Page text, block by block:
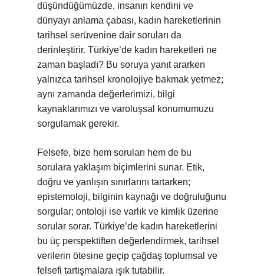
düşündüğümüzde, insanın kendini ve
dünyayı anlama çabası, kadın hareketlerinin
tarihsel serüvenine dair soruları da
derinleştirir. Türkiye’de kadın hareketleri ne
zaman başladı? Bu soruya yanıt ararken
yalnızca tarihsel kronolojiye bakmak yetmez;
aynı zamanda değerlerimizi, bilgi
kaynaklarımızı ve varoluşsal konumumuzu
sorgulamak gerekir.
Felsefe, bize hem soruları hem de bu
sorulara yaklaşım biçimlerini sunar. Etik,
doğru ve yanlışın sınırlarını tartarken;
epistemoloji, bilginin kaynağı ve doğruluğunu
sorgular; ontoloji ise varlık ve kimlik üzerine
sorular sorar. Türkiye’de kadın hareketlerini
bu üç perspektiften değerlendirmek, tarihsel
verilerin ötesine geçip çağdaş toplumsal ve
felsefi tartışmalara ışık tutabilir.